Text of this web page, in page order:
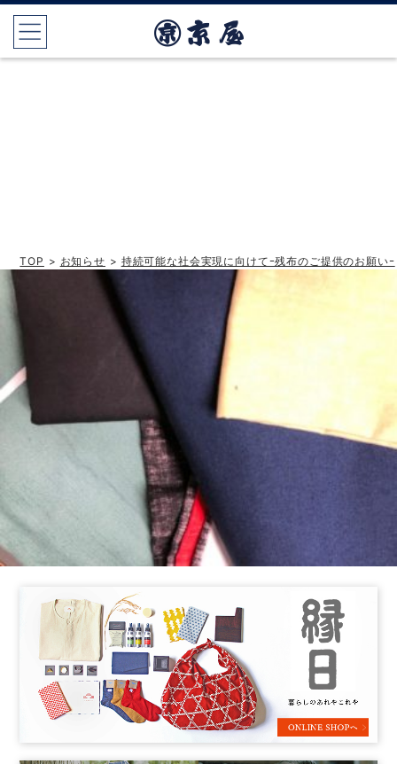
TOP > お知らせ > 持続可能な社会実現に向けてｰ残布のご提供のお願いｰ